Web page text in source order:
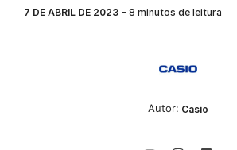
7 DE ABRIL DE 2023 8 minutos de leitura
Autor:‎‎‎‎‎‎‎‎‎ Casio